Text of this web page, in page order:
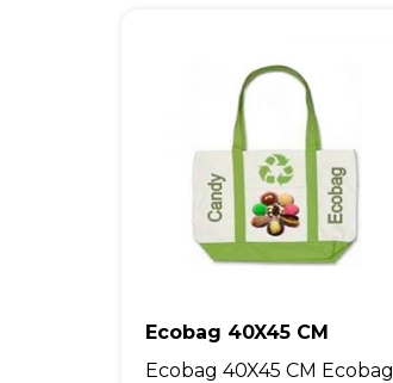
Ecobag 40X45 CM
Ecobag 40X45 CM Ecobag